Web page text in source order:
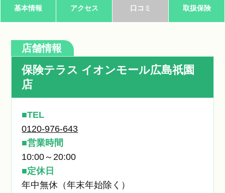
基本情報 アクセス 口コミ 取扱保険
店舗情報
保険テラス イオンモール広島祇園
店
TEL
0120-976-643
営業時間
10:00～20:00
定休日
年中無休（年末年始除く）